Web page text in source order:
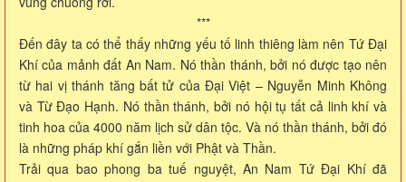
***
Đến đây ta có thể thấy những yếu tố linh thiêng làm nên Tứ Đại
Khí của mảnh đất An Nam. Nó thần thánh, bởi nó được tạo nên
từ hai vị thánh tăng bất tử của Đại Việt – Nguyễn Minh Không
và Từ Đạo Hạnh. Nó thần thánh, bởi nó hội tụ tất cả linh khí và
tinh hoa của 4000 năm lịch sử dân tộc. Và nó thần thánh, bởi đó
là những pháp khí gắn liền với Phật và Thần.
Trải qua bao phong ba tuế nguyệt, An Nam Tứ Đại Khí đã